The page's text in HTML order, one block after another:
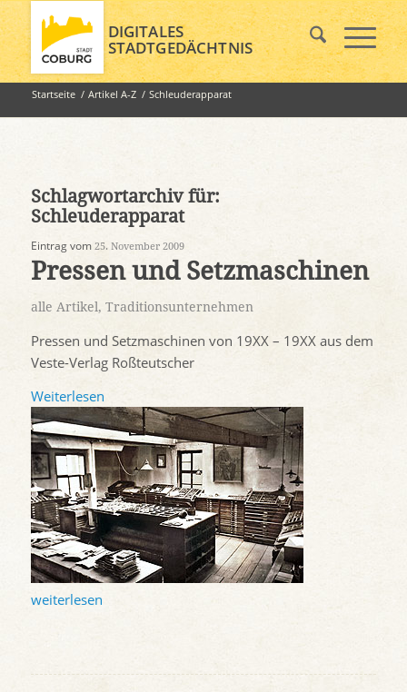
DIGITALES
STADTGEDÄCHTNIS
Startseite / Artikel A-Z / Schleuderapparat
Schlagwortarchiv für:
Schleuderapparat
Eintrag vom 25. November 2009
Pressen und Setzmaschinen
alle Artikel, Traditionsunternehmen
Pressen und Setzmaschinen von 19XX – 19XX aus dem
Veste-Verlag Roßteutscher
Weiterlesen
weiterlesen